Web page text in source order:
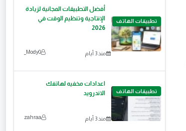
تطبيقات الهاتف
أفضل التطبيقات المجانية لزيادة
الإنتاجية وتنظيم الوقت في
2026
منذ 3 أيام Mody0_
تطبيقات الهاتف
اعدادات مخفيه لهاتفك
الاندرويد
منذ 3 أيام zahraa